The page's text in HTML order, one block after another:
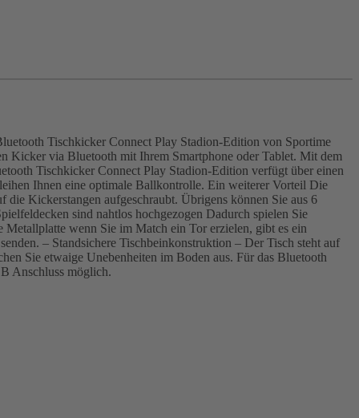
Tischkicker Connect Play Stadion-Edition von Sportime
Kicker via Bluetooth mit Ihrem Smartphone oder Tablet. Mit dem
Tischkicker Connect Play Stadion-Edition verfügt über einen
Ihnen eine optimale Ballkontrolle. Ein weiterer Vorteil Die
Kickerstangen aufgeschraubt. Übrigens können Sie aus 6
sind nahtlos hochgezogen Dadurch spielen Sie
wenn Sie im Match ein Tor erzielen, gibt es ein
– Standsichere Tischbeinkonstruktion – Der Tisch steht auf
Sie etwaige Unebenheiten im Boden aus. Für das Bluetooth
Anschluss möglich.